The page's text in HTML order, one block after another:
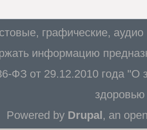
графические,
информацию
ФЗ от 29.12.2010 года "О
Powered by Drupal, an